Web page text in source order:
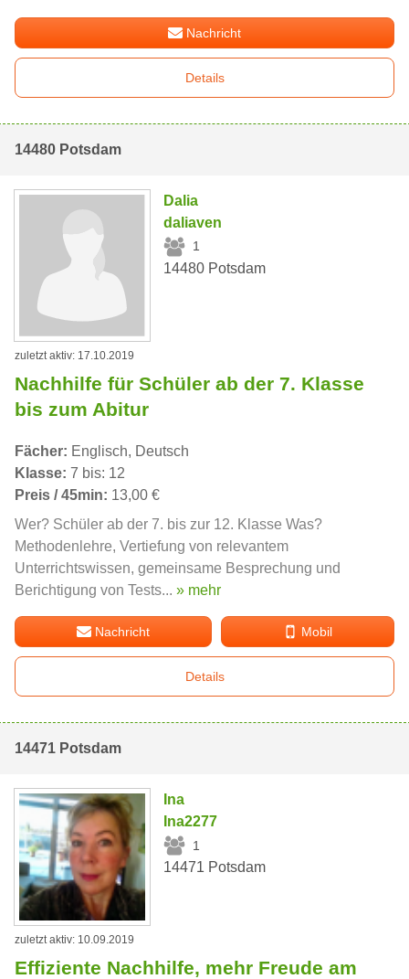
Nachricht
Details
14480 Potsdam
Dalia
daliaven
1
14480 Potsdam
zuletzt aktiv: 17.10.2019
Nachhilfe für Schüler ab der 7. Klasse
bis zum Abitur
Fächer: Englisch, Deutsch
Klasse: 7 bis: 12
Preis / 45min: 13,00 €
Wer? Schüler ab der 7. bis zur 12. Klasse Was?
Methodenlehre, Vertiefung von relevantem
Unterrichtswissen, gemeinsame Besprechung und
Berichtigung von Tests... » mehr
Nachricht Mobil
Details
14471 Potsdam
Ina
Ina2277
1
14471 Potsdam
zuletzt aktiv: 10.09.2019
Effiziente Nachhilfe, mehr Freude am